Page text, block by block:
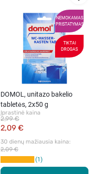
NEMOKAMAS
PRISTATYMAS
TIKTAI
DROGAS
DOMOL, unitazo bakelio
tabletės, 2x50 g
Įprastinė kaina
2,09 €
2,99 €
30 dienų mažiausia kaina:
2,09 €
1